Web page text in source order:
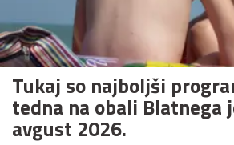
Tukaj so najboljši
tedna na obali Blatnega
avgust 2026.